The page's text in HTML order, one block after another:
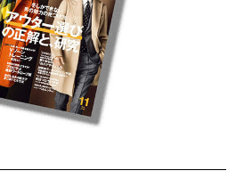
サイトマップ